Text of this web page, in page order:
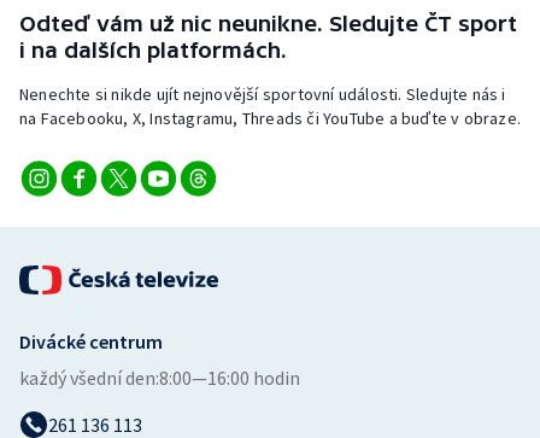
Veslování
Volejbal
Ostatní
Odteď vám už nic neunikne. Sledujte ČT sport
i na dalších platformách.
Nenechte si nikde ujít nejnovější sportovní události. Sledujte nás i
na Facebooku, X, Instagramu, Threads či YouTube a buďte v obraze.
Divácké centrum
každý všední den:8:00—16:00 hodin
261 136 113